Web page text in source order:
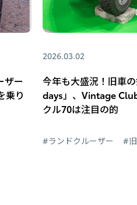
ザー
乗り
2026.03.02
今年も大盛況！旧車
days」、Vintage
クル70は注目の的
#ランドクルーザー #